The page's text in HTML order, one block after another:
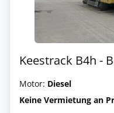
Keestrack B4h -
Motor: Diesel
Keine Vermietung an